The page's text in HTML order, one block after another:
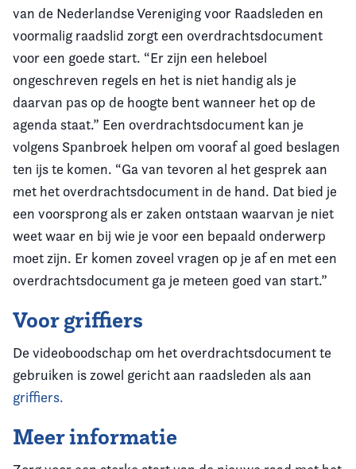
van de Nederlandse Vereniging voor Raadsleden en
voormalig raadslid zorgt een overdrachtsdocument
voor een goede start. “Er zijn een heleboel
ongeschreven regels en het is niet handig als je
daarvan pas op de hoogte bent wanneer het op de
agenda staat.” Een overdrachtsdocument kan je
volgens Spanbroek helpen om vooraf al goed beslagen
ten ijs te komen. “Ga van tevoren al het gesprek aan
met het overdrachtsdocument in de hand. Dat bied je
een voorsprong als er zaken ontstaan waarvan je niet
weet waar en bij wie je voor een bepaald onderwerp
moet zijn. Er komen zoveel vragen op je af en met een
overdrachtsdocument ga je meteen goed van start.”
Voor griffiers
De videoboodschap om het overdrachtsdocument te
gebruiken is zowel gericht aan raadsleden als aan
griffiers.
Meer informatie